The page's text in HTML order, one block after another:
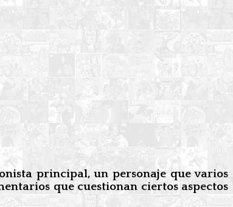
principal, un personaje que varios
que cuestionan ciertos aspectos